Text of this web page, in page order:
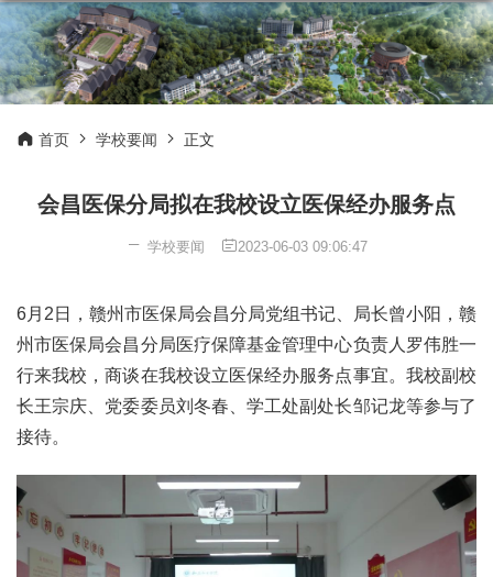
首页 学校要闻 正文
会昌医保分局拟在我校设立医保经办服务点
学校要闻 2023-06-03 09:06:47
6月2日，赣州市医保局会昌分局党组书记、局长曾小阳，赣
州市医保局会昌分局医疗保障基金管理中心负责人罗伟胜一
行来我校，商谈在我校设立医保经办服务点事宜。我校副校
长王宗庆、党委委员刘冬春、学工处副处长邹记龙等参与了
接待。